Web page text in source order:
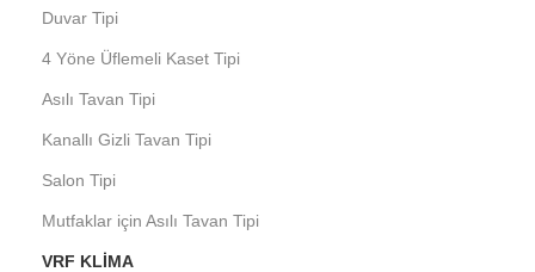
Duvar Tipi
4 Yöne Üflemeli Kaset Tipi
Asılı Tavan Tipi
Kanallı Gizli Tavan Tipi
Salon Tipi
Mutfaklar için Asılı Tavan Tipi
VRF KLIMA